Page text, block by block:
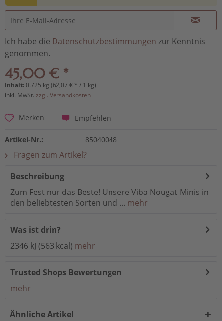
Ich habe die Datenschutzbestimmungen zur Kenntnis
genommen.
45,00 € *
Inhalt:0.725 kg (62,07 € * / 1 kg)
inkl. MwSt. zzgl. Versandkosten
Merken Empfehlen
Artikel-Nr.: 85040048
Fragen zum Artikel?
Beschreibung
Zum Fest nur das Beste! Unsere Viba Nougat-Minis in
den beliebtesten Sorten und ... mehr
Was ist drin?
2346 kJ (563 kcal) mehr
Trusted Shops Bewertungen
mehr
Ähnliche Artikel